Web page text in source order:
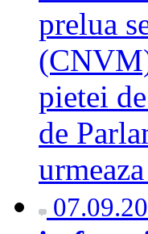
prelua
pietei
de